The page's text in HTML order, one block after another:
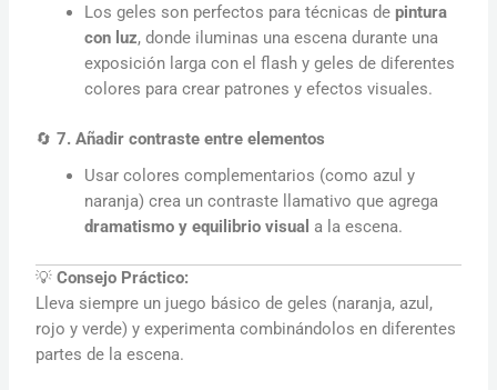
Los geles son perfectos para técnicas depintura
con luz, donde iluminas una escena durante una
exposición larga con el flash y geles de diferentes
colores para crear patrones y efectos visuales.
🔄7. Añadir contraste entre elementos
Usar colores complementarios (como azul y
naranja) crea un contraste llamativo que agrega
dramatismo y equilibrio visual a la escena.
💡Consejo Práctico:
Lleva siempre un juego básico de geles (naranja, azul,
rojo y verde) y experimenta combinándolos en diferentes
partes de la escena.